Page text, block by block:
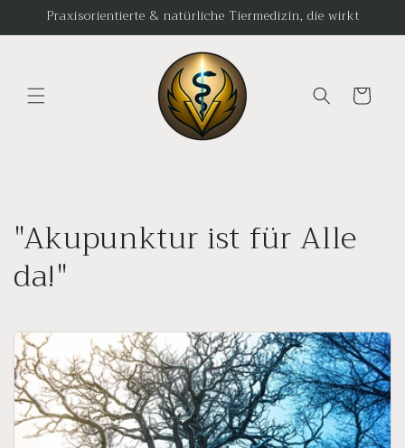
zum
Inhalt
Praxisorientierte & natürliche Tiermedizin, die wirkt
Warenkorb
"Akupunktur ist für Alle
da!"